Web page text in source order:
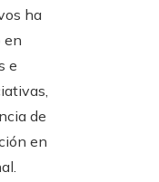
ha
en
e
de
en